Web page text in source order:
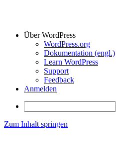
Über WordPress
WordPress.org
Dokumentation (engl.)
Learn WordPress
Support
Feedback
Anmelden
Zum Inhalt springen